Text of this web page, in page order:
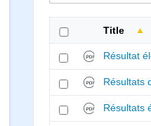
Title
Résultat
Résultats
Résultats